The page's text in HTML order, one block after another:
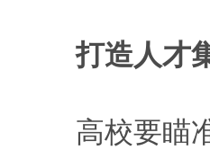
打造人才
高校要瞄准